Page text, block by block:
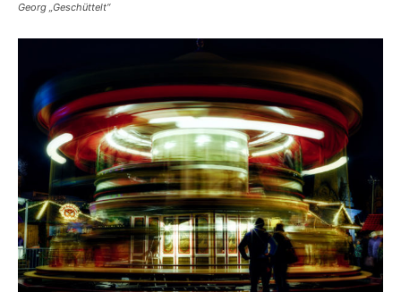
Georg „Geschüttelt“